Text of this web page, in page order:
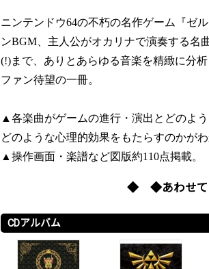
ニンテンドウ64の不朽の名作ゲーム『ゼ
ンBGM、主人公がオカリナで演奏する名
(!)まで、ありとあらゆる音楽を精緻に分
ファン待望の一冊。
▲各楽曲がゲームの進行・演出とどのよ
どのような心理的効果をもたらすのかがわ
▲操作画面・楽譜など図版約110点掲載。
◆ ◆あわせ
CDアルバム